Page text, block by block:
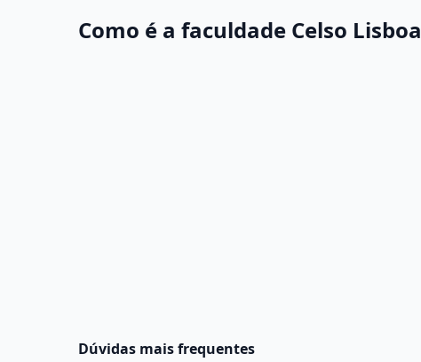
Como é a faculdade Celso Lisboa
Dúvidas mais frequentes